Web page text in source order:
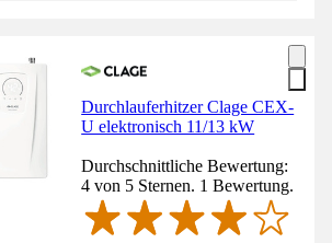
Durchlauferhitzer Clage CEX-
U elektronisch 11/13 kW
Durchschnittliche Bewertung:
4 von 5 Sternen. 1 Bewertung.